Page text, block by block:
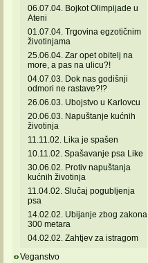
06.07.04. Bojkot Olimpijade u
Ateni
01.07.04. Trgovina egzotičnim
životinjama
25.06.04. Zar opet obitelj na
more, a pas na ulicu?!
04.07.03. Dok nas godišnji
odmori ne rastave?!?
26.06.03. Ubojstvo u Karlovcu
20.06.03. Napuštanje kućnih
životinja
11.11.02. Lika je spašen
10.11.02. Spašavanje psa Like
30.06.02. Protiv napuštanja
kućnih životinja
11.04.02. Slučaj pogubljenja
psa
14.02.02. Ubijanje zbog zakona
300 metara
04.02.02. Zahtjev za istragom
Veganstvo